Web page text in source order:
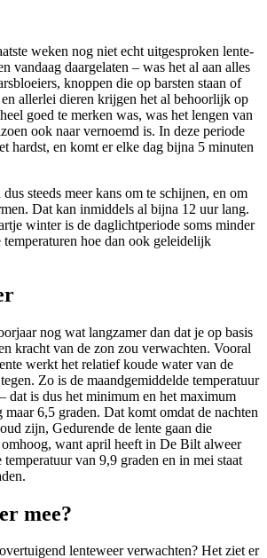
weken nog niet echt uitgesproken lente-
vandaag daargelaten – was het al aan alles
knoppen die op barsten staan of
en allerlei dieren krijgen het al behoorlijk op
goed te merken was, was het lengen van
ook naar vernoemd is. In deze periode
hardst, en komt er elke dag bijna 5 minuten
steeds meer kans om te schijnen, en om
Dat kan inmiddels al bijna 12 uur lang.
winter is de daglichtperiode soms minder
hoe dan ook geleidelijk
nog wat langzamer dan dat je op basis
kracht van de zon zou verwachten. Vooral
werkt het relatief koude water van de
Zo is de maandgemiddelde temperatuur
dat is dus het minimum en het maximum
maar 6,5 graden. Dat komt omdat de nachten
zijn, Gedurende de lente gaan die
want april heeft in De Bilt alweer
temperatuur van 9,9 graden en in mei staat
mee?
lenteweer verwachten? Het ziet er